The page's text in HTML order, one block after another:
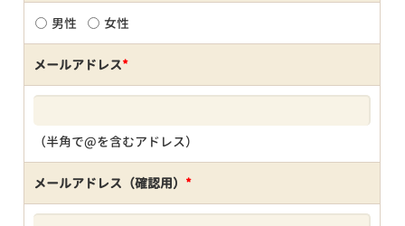
男性 女性
メールアドレス*
（半角で@を含むアドレス）
メールアドレス（確認用） *